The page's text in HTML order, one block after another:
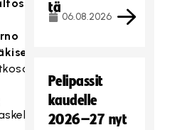
tä
06.08.2026
Pelipassit
kaudelle
2026–27 nyt